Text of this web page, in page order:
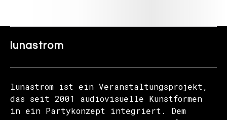
lunastrom
lunastrom ist ein Veranstaltungsprojekt,
das seit 2001 audiovisuelle Kunstformen
in ein Partykonzept integriert. Dem